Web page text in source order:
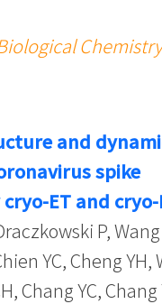
Chemistry
and
spike
ET and cryo-
P, Wang
YC, Cheng YH,
Chang YC, Chang